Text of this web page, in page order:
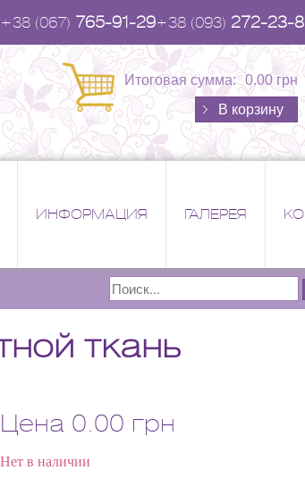
+38 (067) 765-91-29+38 (093) 272-23-
Итоговая сумма: 0.00 грн
В корзину
ИНФОРМАЦИЯ ГАЛЕРЕЯ
Поиск
ткань
Цена 0.00 грн
Нет в наличии